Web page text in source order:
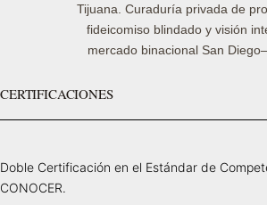
Tijuana. Curaduría privada de
fideicomiso blindado y visión
mercado binacional San
CERTIFICACIONES
Doble Certificación en el Estándar de
CONOCER.